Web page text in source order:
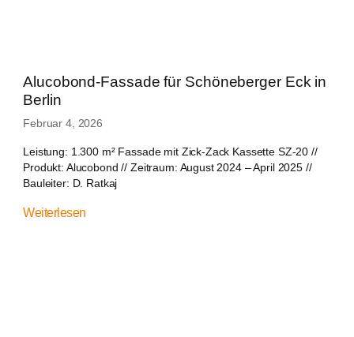
Alucobond-Fassade für Schöneberger Eck in
Berlin
Februar 4, 2026
Leistung: 1.300 m² Fassade mit Zick-Zack Kassette SZ-20 //
Produkt: Alucobond // Zeitraum: August 2024 – April 2025 //
Bauleiter: D. Ratkaj
Weiterlesen